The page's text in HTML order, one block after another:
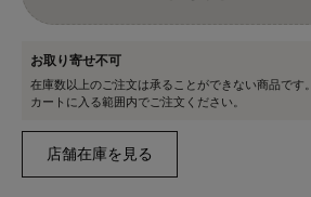
お取り寄せ不可
在庫数以上のご注文は承ることができない商品です。
カートに入る範囲内でご注文ください。